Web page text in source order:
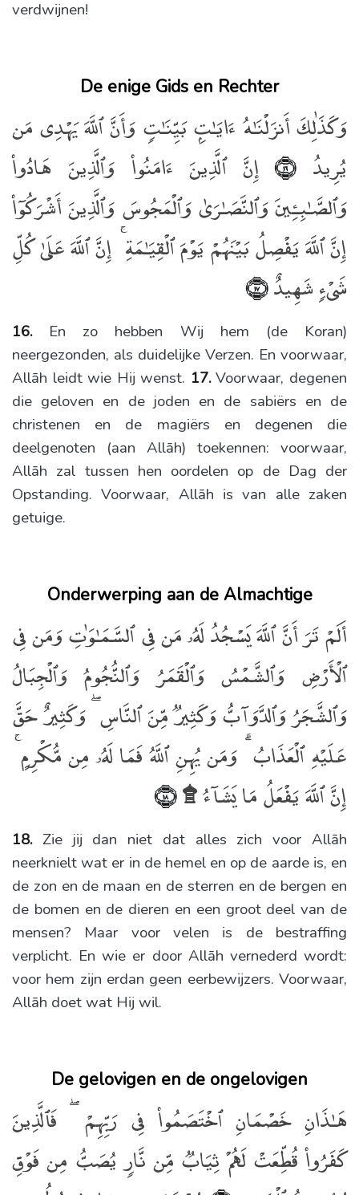
verdwijnen!
De enige Gids en Rechter
16.
En zo hebben Wij hem (de Koran)
neergezonden, als duidelijke Verzen. En voorwaar,
Allāh leidt wie Hij wenst. 17. Voorwaar, degenen
die geloven en de joden en de sabiërs en de
christenen en de magiërs en degenen die
deelgenoten (aan Allāh) toekennen: voorwaar,
Allāh zal tussen hen oordelen op de Dag der
Opstanding. Voorwaar, Allāh is van alle zaken
getuige.
وَكَذَٰلِكَ أَنزَلْنَـٰهُ ءَايَـٰتٍۭ بَيِّنَـٰتٍۢ وَأَنَّ ٱللَّهَ يَهْدِى مَن
يُرِيدُ﴿١٦﴾
إِنَّ ٱلَّذِينَ ءَامَنُوا۟ وَٱلَّذِينَ هَادُوا۟
وَٱلصَّـٰبِـِٔينَ وَٱلنَّصَـٰرَىٰ وَٱلْمَجُوسَ وَٱلَّذِينَ أَشْرَكُوٓا۟
إِنَّ ٱللَّهَ يَفْصِلُ بَيْنَهُمْ يَوْمَ ٱلْقِيَـٰمَةِ ۚ إِنَّ ٱللَّهَ عَلَىٰ كُلِّ
شَىْءٍۢ شَهِيدٌ﴿١٧﴾
Onderwerping aan de Almachtige
18. Zie jij dan niet dat alles zich voor Allāh
neerknielt wat er in de hemel en op de aarde is, en
de zon en de maan en de sterren en de bergen en
de bomen en de dieren en een groot deel van de
mensen? Maar voor velen is de bestraffing
verplicht. En wie er door Allāh vernederd wordt:
voor hem zijn erdan geen eerbewijzers. Voorwaar,
Allāh doet wat Hij wil.
أَلَمْ تَرَ أَنَّ ٱللَّهَ يَسْجُدُ لَهُۥ مَن فِى ٱلسَّمَـٰوَٰتِ وَمَن فِى
ٱلْأَرْضِ وَٱلشَّمْسُ وَٱلْقَمَرُ وَٱلنُّجُومُ وَٱلْجِبَالُ
وَٱلشَّجَرُ وَٱلدَّوَآبُّ وَكَثِيرٌۭ مِّنَ ٱلنَّاسِ ۖ وَكَثِيرٌ حَقَّ
عَلَيْهِ ٱلْعَذَابُ ۗ وَمَن يُهِنِ ٱللَّهُ فَمَا لَهُۥ مِن مُّكْرِمٍ ۚ
إِنَّ ٱللَّهَ يَفْعَلُ مَا يَشَآءُ ۩﴿١٨﴾
De gelovigen en de ongelovigen
هَـٰذَانِ خَصْمَانِ ٱخْتَصَمُوا۟ فِى رَبِّهِمْ ۖ فَٱلَّذِينَ
كَفَرُوا۟ قُطِّعَتْ لَهُمْ ثِيَابٌۭ مِّن نَّارٍۢ يُصَبُّ مِن فَوْقِ